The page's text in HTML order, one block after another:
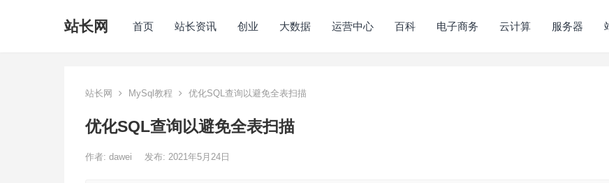
站长网 首页 站长资讯 创业 大数据 运营中心 百科 电子商务 云计算 服务器
站长网 MySql教程 优化SQL查询以避免全表扫描
优化SQL查询以避免全表扫描
作者: dawei 发布: 2021年5月24日